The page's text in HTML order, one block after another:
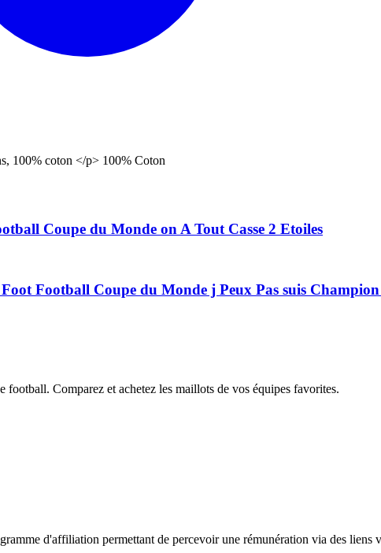
100% coton </p> 100% Coton
Coupe du Monde on A Tout Casse 2 Etoiles
Football Coupe du Monde j Peux Pas suis
Comparez et achetez les maillots de vos équipes favorites.
d'affiliation permettant de percevoir une rémunération via des liens